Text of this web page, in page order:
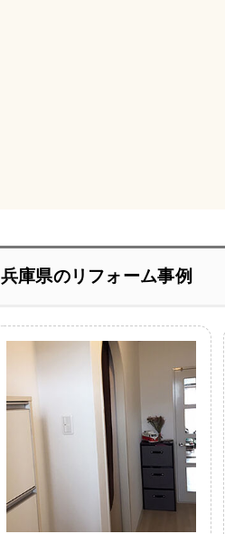
兵庫県のリフォーム事例